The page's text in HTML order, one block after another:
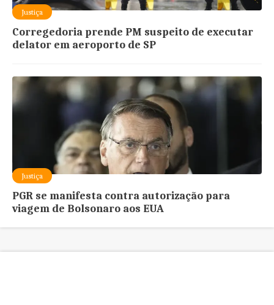
Justiça
Corregedoria prende PM suspeito de executar
delator em aeroporto de SP
Justiça
PGR se manifesta contra autorização para
viagem de Bolsonaro aos EUA